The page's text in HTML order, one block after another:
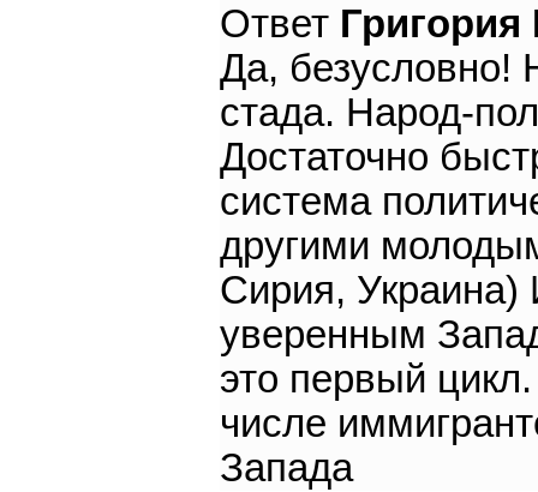
Ответ
Да, безусловно!
стада. Народ-
Достаточно
система
другими
Сирия, Украина)
уверенным
это первый
числе
Запада